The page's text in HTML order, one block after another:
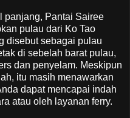
panjang, Pantai Sairee
pulau dari Ko Tao
disebut sebagai pulau
di sebelah barat pulau,
dan penyelam. Meskipun
itu masih menawarkan
dapat mencapai indah
atau oleh layanan ferry.